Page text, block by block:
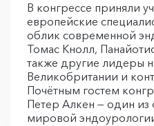
В конгрессе приняли
европейские
облик современной
Томас Кнолл,
также другие лидеры
Великобритании и
Почётным гостем
Петер Алкен — один
мировой